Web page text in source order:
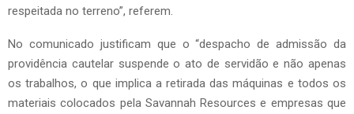
respeitada no terreno”, referem.
No comunicado justificam que o “despacho de admissão da
providência cautelar suspende o ato de servidão e não apenas
os trabalhos, o que implica a retirada das máquinas e todos os
materiais colocados pela Savannah Resources e empresas que